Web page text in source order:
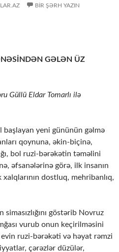
BIR ŞƏRH YAZIN
GƏLƏN ÜZ
Güllü Eldar Tomarlı ilə
başlayan yeni gününün gəlmə
qoynuna, əkin-biçinə,
bol ruzi-bərəkətin təməlini
əfsanələrinə görə, ilk insanın
dostluq, mehribanlıq,
simasızlığını göstərib Novruz
vurub onun keçirilməsini
ruzi-bərəkəti və həyat rəmzi
çərəzlər düzülər,